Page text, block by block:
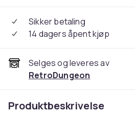
Sikker betaling
14 dagers åpent kjøp
Selges og leveres av
RetroDungeon
Produktbeskrivelse